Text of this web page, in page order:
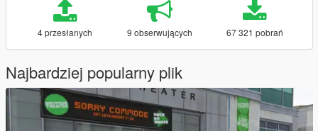
4 przesłanych 9 obserwujących 67 321 pobrań
Najbardziej popularny plik